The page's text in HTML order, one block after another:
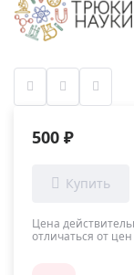
500 ₽
Цена
отличаться от